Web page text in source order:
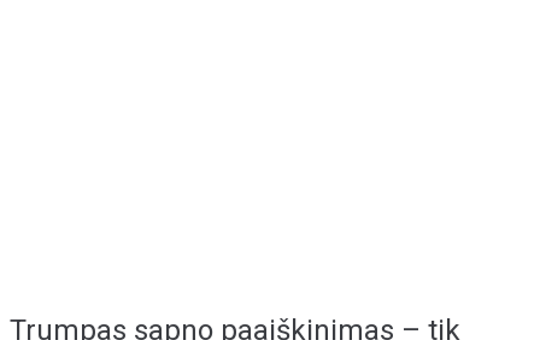
Trumpas sapno paaiškinimas – tik